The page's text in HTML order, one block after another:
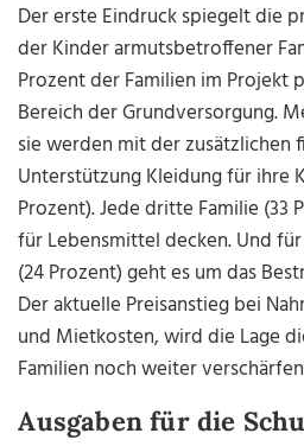
Der erste Eindruck spiegelt die
der Kinder armutsbetroffener
Prozent der Familien im Projekt
Bereich der Grundversorgung.
sie werden mit der zusätzlichen
Unterstützung Kleidung für ihre
Prozent). Jede dritte Familie (33
für Lebensmittel decken. Und
(24 Prozent) geht es um das
Der aktuelle Preisanstieg bei
und Mietkosten, wird die Lage
Familien noch weiter verschärfen
Ausgaben für die